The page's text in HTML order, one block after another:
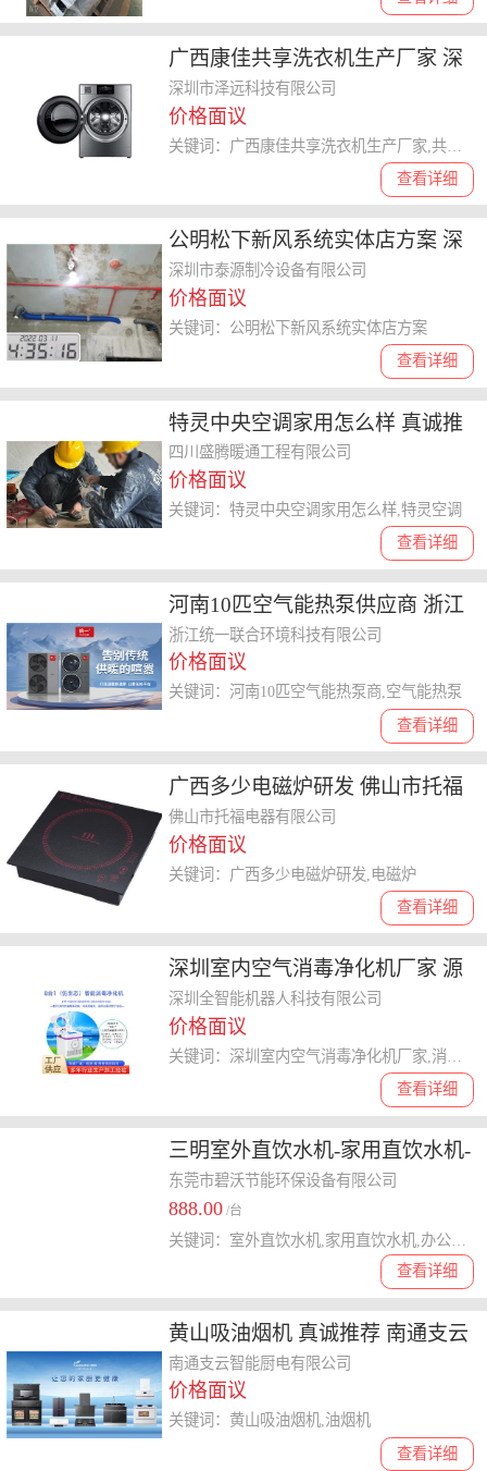
广西康佳共享洗衣机生产厂家 深
圳市泽远科技供应
深圳市泽远科技有限公司
价格面议
查看详细
公明松下新风系统实体店方案 深
圳同城配送
深圳市泰源制冷设备有限公司
价格面议
查看详细
关键词：公明松下新风系统实体店方案
特灵中央空调家用怎么样 真诚推
荐 四川盛腾暖通工程供应
四川盛腾暖通工程有限公司
价格面议
查看详细
关键词：特灵中央空调家用怎么样,特灵空调
河南10匹空气能热泵供应商 浙江
统一联合环境科技供应
浙江统一联合环境科技有限公司
价格面议
查看详细
关键词：河南10匹空气能热泵商,空气能热泵
广西多少电磁炉研发 佛山市托福
电器供应
佛山市托福电器有限公司
价格面议
查看详细
关键词：广西多少电磁炉研发,电磁炉
深圳室内空气消毒净化机厂家 源
头工厂 深圳全智能机器人科技供
应
深圳全智能机器人科技有限公司
价格面议
查看详细
三明室外直饮水机-家用直饮水机-
办公饮水机厂家地址
东莞市碧沃节能环保设备有限公司
888.00 /台
查看详细
黄山吸油烟机 真诚推荐 南通支云
智能厨电供应
南通支云智能厨电有限公司
价格面议
查看详细
关键词：黄山吸油烟机,油烟机